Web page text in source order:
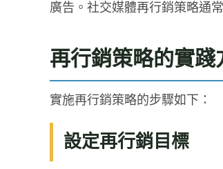
廣告。社交媒體再行銷策略通
再行銷策略的實踐
實施再行銷策略的步驟如下：
設定再行銷目標